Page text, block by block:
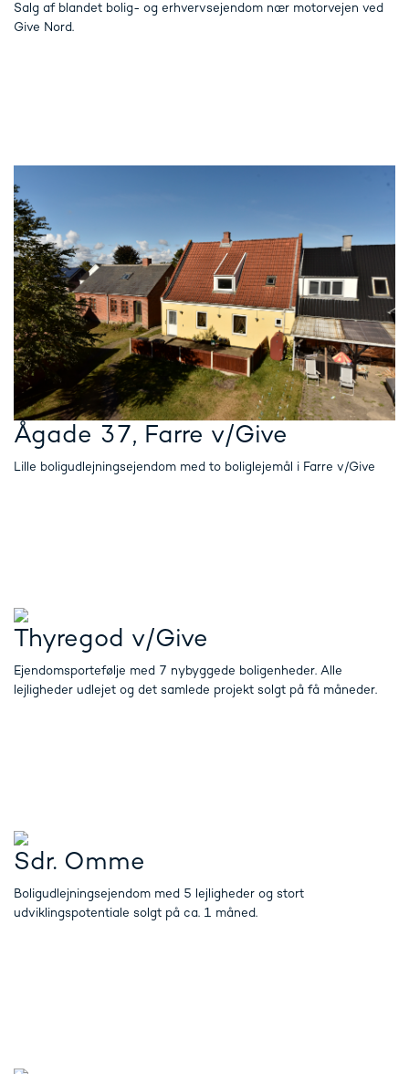
Salg af blandet bolig- og erhvervsejendom nær motorvejen ved
Give Nord.
Ågade 37, Farre v/Give
Lille boligudlejningsejendom med to boliglejemål i Farre v/Give
Thyregod v/Give
Ejendomsportefølje med 7 nybyggede boligenheder. Alle
lejligheder udlejet og det samlede projekt solgt på få måneder.
Sdr. Omme
Boligudlejningsejendom med 5 lejligheder og stort
udviklingspotentiale solgt på ca. 1 måned.